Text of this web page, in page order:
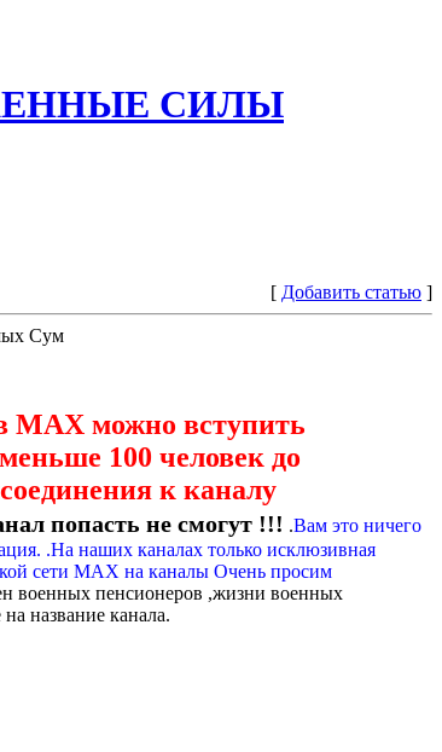
СИЛЫ
[ Добавить статью ]
Сум
МАХ можно вступить
100 человек до
к каналу
попасть не смогут !!! .Вам это ничего
.На наших каналах только исклюзивная
сети МАХ на каналы Очень просим
военных пенсионеров ,жизни военных
название канала.